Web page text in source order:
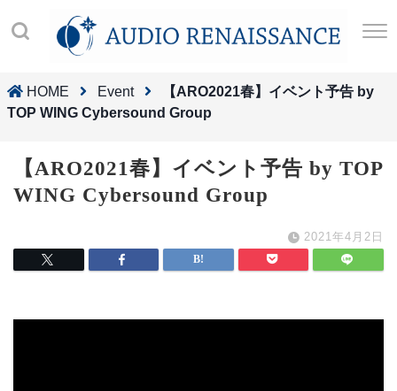
HOME Event
【ARO2021春】イベント予告 by
TOP WING Cybersound Group
【ARO2021春】イベント予告 by TOP
WING Cybersound Group
2021年4月2日